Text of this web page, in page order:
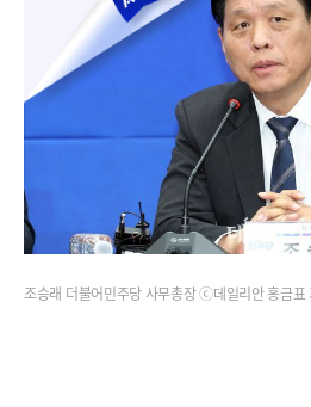
조승래 더불어민주당 사무총장 ⓒ데일리안 홍금표